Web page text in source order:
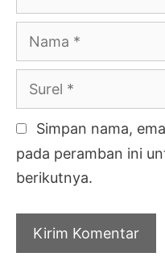
Nama
Surel
Simpan nama,
pada peramban ini
berikutnya.